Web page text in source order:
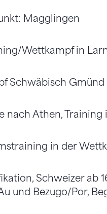
Magglingen
Wettkampf in
Schwäbisch
nach Athen, Training
in der
Schweizer ab
und Bezugo/Por,